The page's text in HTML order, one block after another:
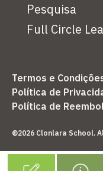
Pesquisa
Full Circle
Termos e
Política de
Política de
©2026 Clonlara School.